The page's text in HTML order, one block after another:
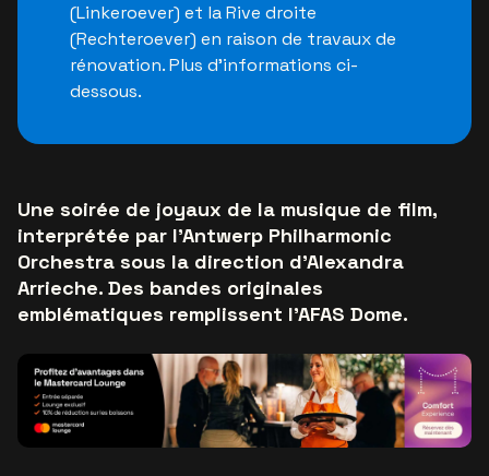
(Linkeroever) et la Rive droite
(Rechteroever) en raison de travaux de
rénovation. Plus d’informations ci-
dessous.
Une soirée de joyaux de la musique de film,
interprétée par l’Antwerp Philharmonic
Orchestra sous la direction d'Alexandra
Arrieche. Des bandes originales
emblématiques remplissent l'AFAS Dome.